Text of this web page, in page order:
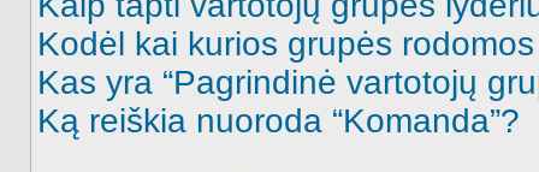
Kodėl kai kurios grupės
Kas yra “Pagrindinė vartotojų
Ką reiškia nuoroda “Komanda”?